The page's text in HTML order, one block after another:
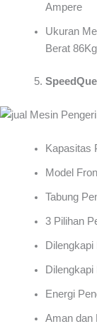
Ampere
Ukuran
Berat 86Kg
Kapasitas
Model
Tabung
3 Pilihan
Energi
Aman dan